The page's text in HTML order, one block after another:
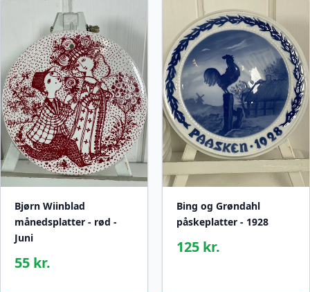
Bjørn Wiinblad
månedsplatter - rød -
Juni
55 kr.
Bing og Grøndahl
påskeplatter - 1928
125 kr.